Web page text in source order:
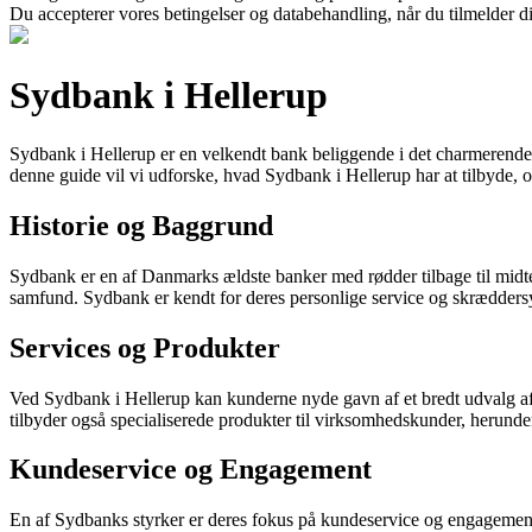
Du accepterer vores betingelser og databehandling, når du tilmelder
Sydbank i Hellerup
Sydbank i Hellerup er en velkendt bank beliggende i det
denne guide vil vi udforske, hvad Sydbank i Hellerup har at tilbyde,
Historie og Baggrund
Sydbank er en af Danmarks ældste banker med rødder tilbage til
samfund. Sydbank er kendt for deres personlige service og
Services og Produkter
Ved Sydbank i Hellerup kan kunderne nyde gavn af et bredt udvalg
tilbyder også specialiserede produkter til virksomhedskunder,
Kundeservice og Engagement
En af Sydbanks styrker er deres fokus på kundeservice og